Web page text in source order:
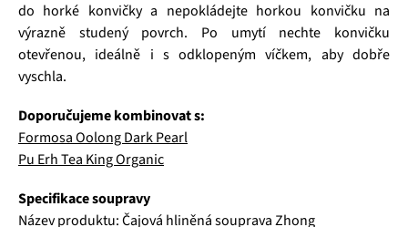
do horké konvičky a nepokládejte horkou konvičku na
výrazně studený povrch. Po umytí nechte konvičku
otevřenou, ideálně i s odklopeným víčkem, aby dobře
vyschla.
Doporučujeme kombinovat s:
Formosa Oolong Dark Pearl
Pu Erh Tea King Organic
Specifikace soupravy
Název produktu: Čajová hliněná souprava Zhong